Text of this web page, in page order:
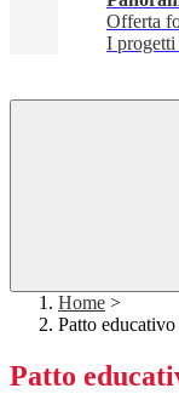
Offerta
I progetti
Home >
Patto
Patto